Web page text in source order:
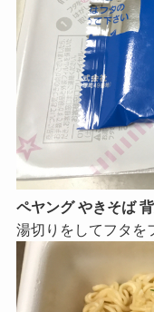
ペヤング やきそば
湯切りをしてフタを